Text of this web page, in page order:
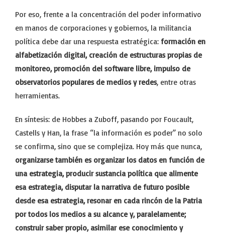
Por eso, frente a la concentración del poder informativo
en manos de corporaciones y gobiernos, la militancia
política debe dar una respuesta estratégica: formación en
alfabetización digital, creación de estructuras propias de
monitoreo, promoción del software libre, impulso de
observatorios populares de medios y redes, entre otras
herramientas.
En síntesis: de Hobbes a Zuboff, pasando por Foucault,
Castells y Han, la frase “la información es poder” no solo
se confirma, sino que se complejiza. Hoy más que nunca,
organizarse también es organizar los datos en función de
una estrategia, producir sustancia política que alimente
esa estrategia, disputar la narrativa de futuro posible
desde esa estrategia, resonar en cada rincón de la Patria
por todos los medios a su alcance y, paralelamente;
construir saber propio, asimilar ese conocimiento y